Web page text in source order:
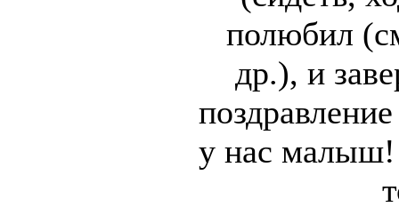
полюбил
др.), и
у нас малыш!